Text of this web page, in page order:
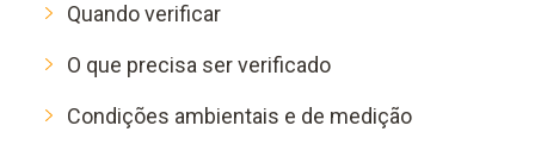
Quando verificar
O que precisa ser verificado
Condições ambientais e de medição